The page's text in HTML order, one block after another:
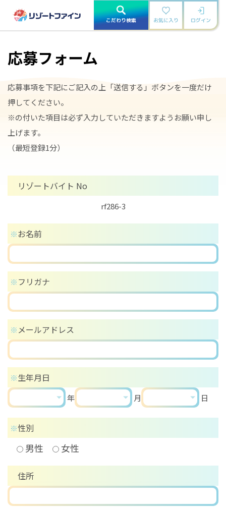
こだわり検索 お気に入り ログイン
応募フォーム
応募事項を下記にご記入の上「送信する」ボタンを一度だけ
押してください。
※の付いた項目は必ず入力していただきますようお願い申し
上げます。
（最短登録1分）
リゾートバイト No
rf286-3
※お名前
※フリガナ
※メールアドレス
※生年月日
年 月 日
※性別
男性 女性
住所